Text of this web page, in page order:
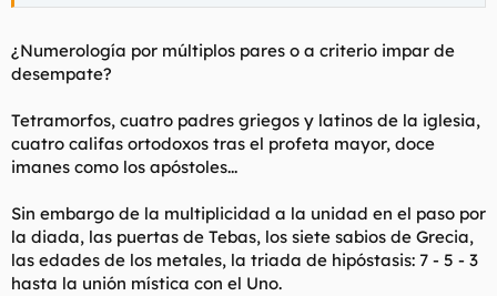
¿Numerología por múltiplos pares o a criterio impar de
desempate?
Tetramorfos, cuatro padres griegos y latinos de la iglesia,
cuatro califas ortodoxos tras el profeta mayor, doce
imanes como los apóstoles...
Sin embargo de la multiplicidad a la unidad en el paso por
la diada, las puertas de Tebas, los siete sabios de Grecia,
las edades de los metales, la triada de hipóstasis: 7 - 5 - 3
hasta la unión mística con el Uno.